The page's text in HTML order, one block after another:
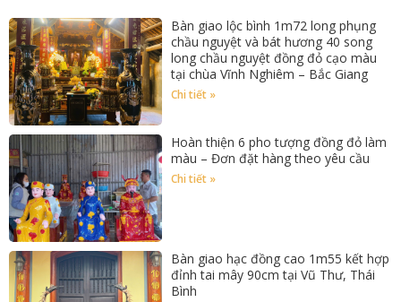
Bàn giao lộc bình 1m72 long phụng
chầu nguyệt và bát hương 40 song
long chầu nguyệt đồng đỏ cạo màu
tại chùa Vĩnh Nghiêm – Bắc Giang
Chi tiết »
Hoàn thiện 6 pho tượng đồng đỏ làm
màu – Đơn đặt hàng theo yêu cầu
Chi tiết »
Bàn giao hạc đồng cao 1m55 kết hợp
đỉnh tai mây 90cm tại Vũ Thư, Thái
Bình